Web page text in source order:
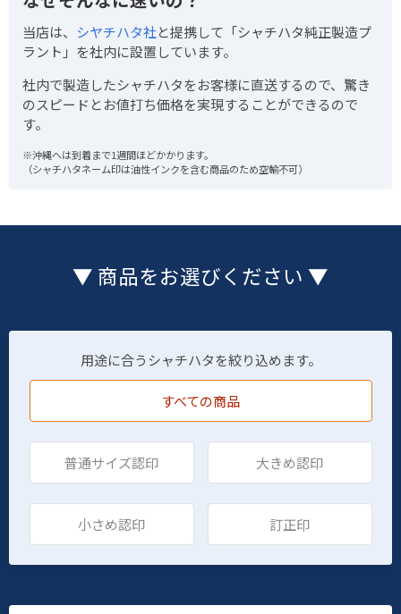
当店は、 シヤチハタ社と提携して「シャチハタ純正製造プ
ラント」を社内に設置しています。
社内で製造したシャチハタをお客様に直送するので、驚き
のスピードとお値打ち価格を実現することができるので
す。
※沖縄へは到着まで1週間ほどかかります。
（シャチハタネーム印は油性インクを含む商品のため空輸不可）
▼ 商品をお選びください ▼
用途に合うシャチハタを絞り込めます。
すべての商品
普通サイズ認印 大きめ認印
小さめ認印 訂正印